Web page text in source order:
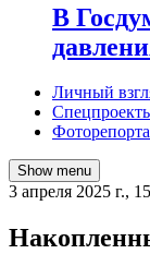
В
Личный
Show menu
3 апреля 2025 г.,